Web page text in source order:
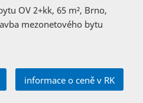
OV 2+kk, 65 m², Brno,
mezonetového bytu
informace o ceně v RK